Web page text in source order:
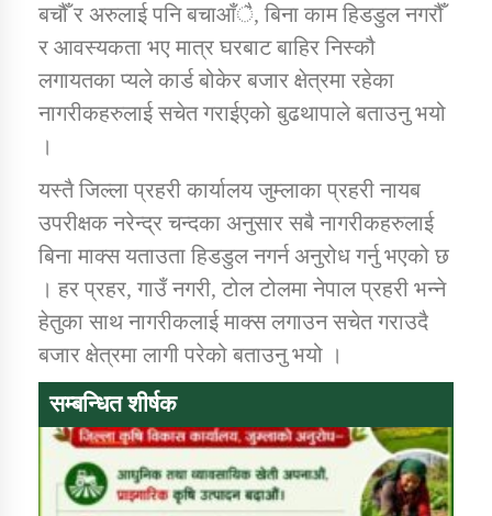
तातोपानी गाउँपालिका जुम्लाको महिला तथा लैङ्गिक हिंसा
सम्बन्धी सूचना सन्देश
तातोपानी गाउँपालिका जुम्लाको महिनावारी सम्बन्धिकाे
सन्देश
तातोपानी गाउँपालिका जुम्लाको बालविवाह सन्देश
तातोपानी गाउँपालिका जुम्लाको सूचना
बचौँ र अरुलाई पनि बचाआँै, बिना काम हिडडुल नगरौँ
र आवस्यकता भए मात्र घरबाट बाहिर निस्कौ
लगायतका प्यले कार्ड बोकेर बजार क्षेत्रमा रहेका
नागरीकहरुलाई सचेत गराईएको बुढथापाले बताउनु भयो
।
यस्तै जिल्ला प्रहरी कार्यालय जुम्लाका प्रहरी नायब
उपरीक्षक नरेन्द्र चन्दका अनुसार सबै नागरीकहरुलाई
बिना माक्स यताउता हिडडुल नगर्न अनुरोध गर्नु भएको छ
। हर प्रहर, गाउँ नगरी, टोल टोलमा नेपाल प्रहरी भन्ने
हेतुका साथ नागरीकलाई माक्स लगाउन सचेत गराउदै
बजार क्षेत्रमा लागी परेको बताउनु भयो ।
सम्बन्धित शीर्षक